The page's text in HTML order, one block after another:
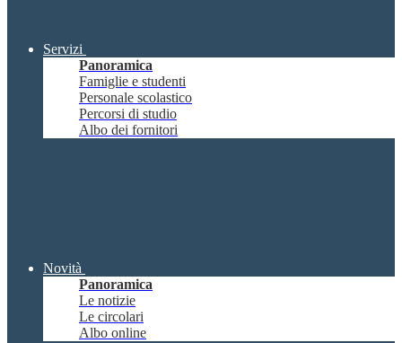
Servizi
Panoramica
Famiglie e studenti
Personale scolastico
Percorsi di studio
Albo dei fornitori
Novità
Panoramica
Le notizie
Le circolari
Albo online